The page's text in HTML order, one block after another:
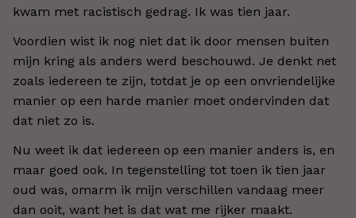
kwam met racistisch gedrag. Ik was tien jaar.
Voordien wist ik nog niet dat ik door mensen buiten
mijn kring als anders werd beschouwd. Je denkt net
zoals iedereen te zijn, totdat je op een onvriendelijke
manier op een harde manier moet ondervinden dat
dat niet zo is.
Nu weet ik dat iedereen op een manier anders is, en
maar goed ook. In tegenstelling tot toen ik tien jaar
oud was, omarm ik mijn verschillen vandaag meer
dan ooit, want het is dat wat me rijker maakt.